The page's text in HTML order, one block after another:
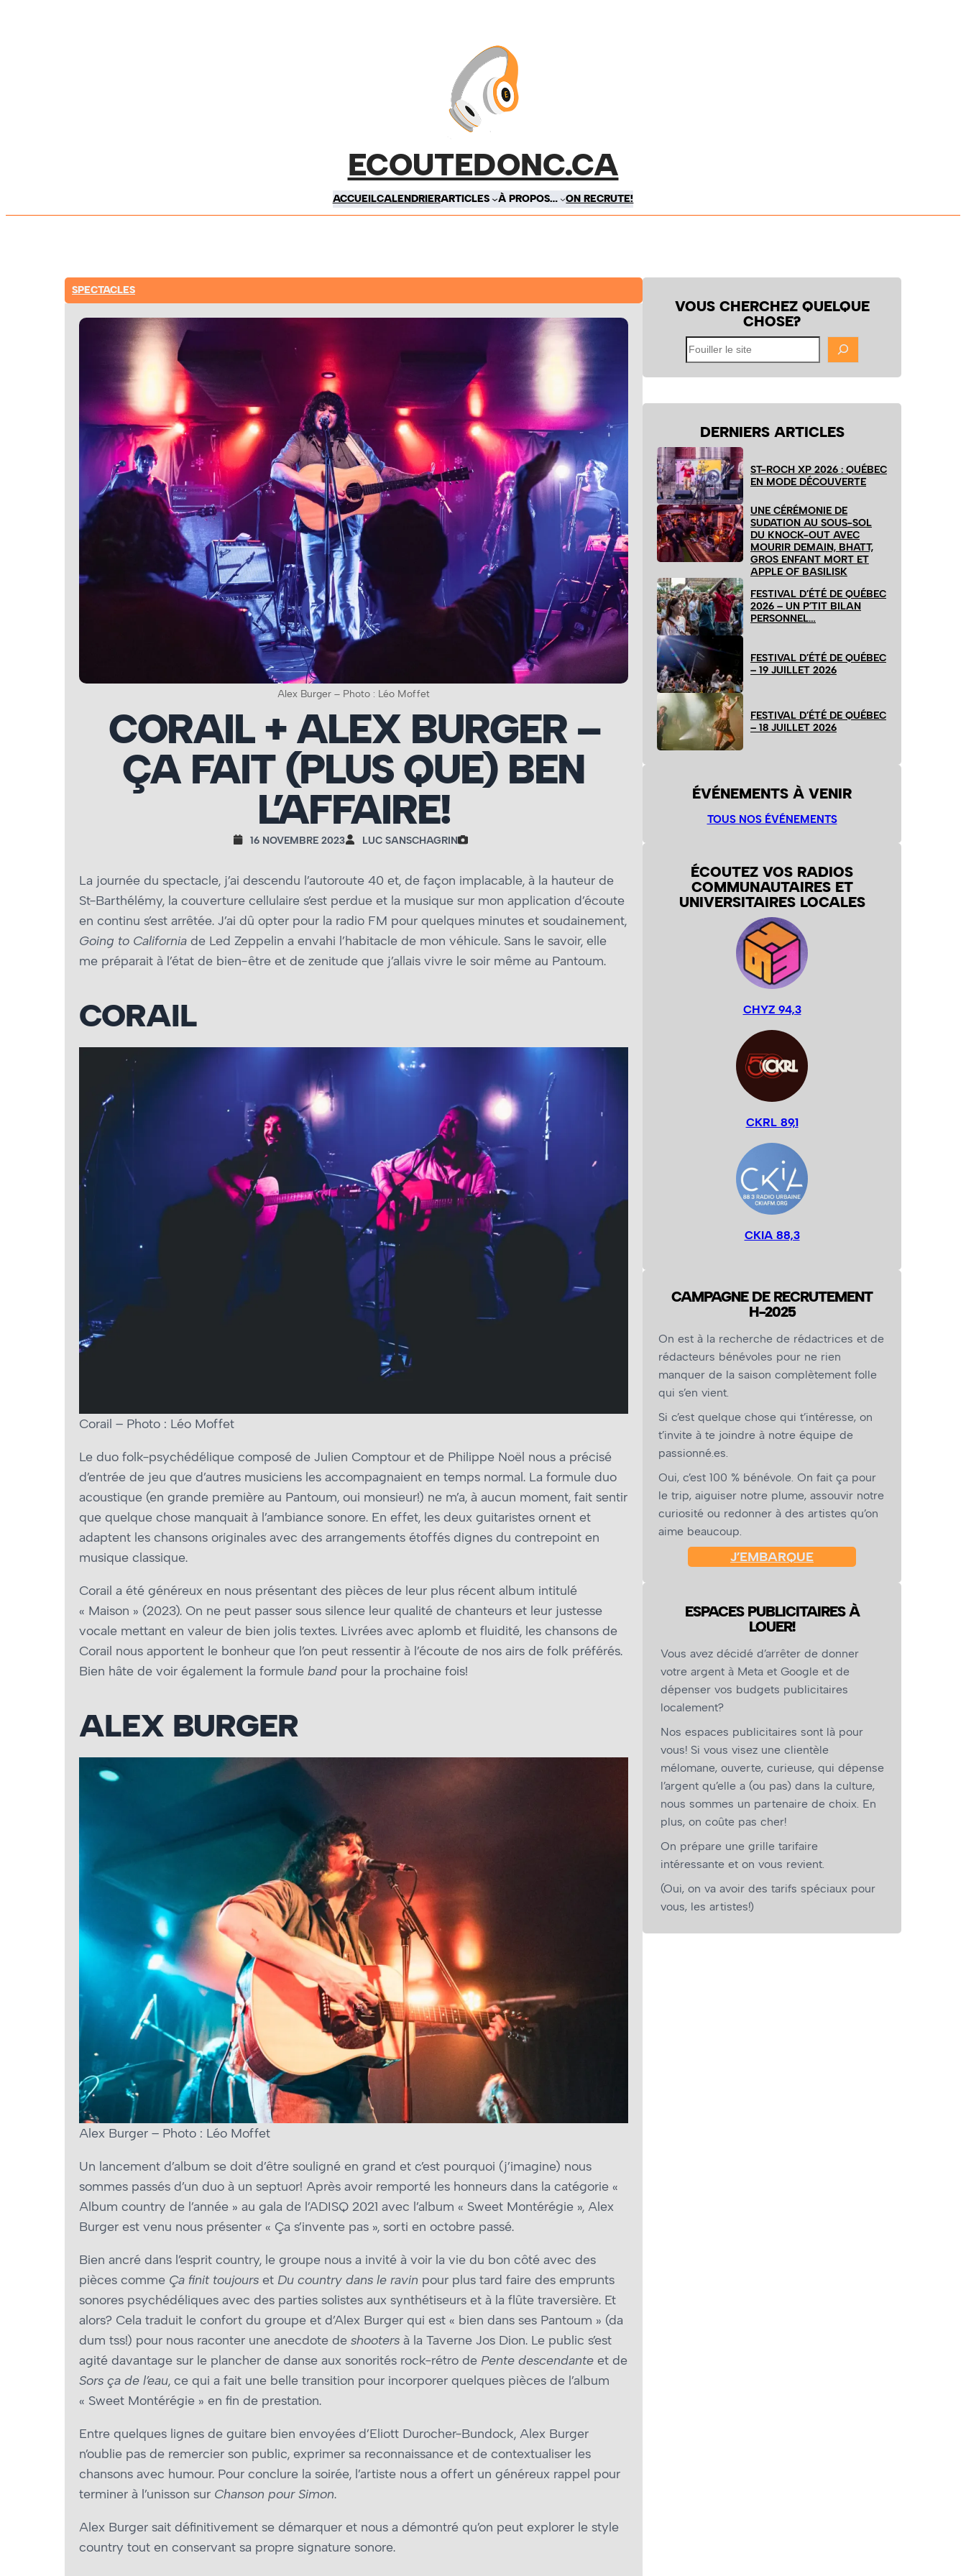
ECOUTEDONC.CA
ACCUEILCALENDRIERARTICLES À PROPOS… ON RECRUTE!
SPECTACLES
Alex Burger – Photo : Léo Moffet
CORAIL + ALEX BURGER –
ÇA FAIT (PLUS QUE) BEN
L’AFFAIRE!
16 NOVEMBRE 2023 LUC SANSCHAGRIN
La journée du spectacle, j’ai descendu l’autoroute 40 et, de façon implacable, à la hauteur de
St-Barthélémy, la couverture cellulaire s’est perdue et la musique sur mon application d’écoute
en continu s’est arrêtée. J’ai dû opter pour la radio FM pour quelques minutes et soudainement,
Going to California de Led Zeppelin a envahi l’habitacle de mon véhicule. Sans le savoir, elle
me préparait à l’état de bien-être et de zenitude que j’allais vivre le soir même au Pantoum.
CORAIL
Corail – Photo : Léo Moffet
Le duo folk-psychédélique composé de Julien Comptour et de Philippe Noël nous a précisé
d’entrée de jeu que d’autres musiciens les accompagnaient en temps normal. La formule duo
acoustique (en grande première au Pantoum, oui monsieur!) ne m’a, à aucun moment, fait sentir
que quelque chose manquait à l’ambiance sonore. En effet, les deux guitaristes ornent et
adaptent les chansons originales avec des arrangements étoffés dignes du contrepoint en
musique classique.
Corail a été généreux en nous présentant des pièces de leur plus récent album intitulé
« Maison » (2023). On ne peut passer sous silence leur qualité de chanteurs et leur justesse
vocale mettant en valeur de bien jolis textes. Livrées avec aplomb et fluidité, les chansons de
Corail nous apportent le bonheur que l’on peut ressentir à l’écoute de nos airs de folk préférés.
Bien hâte de voir également la formule band pour la prochaine fois!
ALEX BURGER
Alex Burger – Photo : Léo Moffet
Un lancement d’album se doit d’être souligné en grand et c’est pourquoi (j’imagine) nous
sommes passés d’un duo à un septuor! Après avoir remporté les honneurs dans la catégorie «
Album country de l’année » au gala de l’ADISQ 2021 avec l’album « Sweet Montérégie », Alex
Burger est venu nous présenter « Ça s’invente pas », sorti en octobre passé.
Bien ancré dans l’esprit country, le groupe nous a invité à voir la vie du bon côté avec des
pièces comme Ça finit toujours et Du country dans le ravin pour plus tard faire des emprunts
sonores psychédéliques avec des parties solistes aux synthétiseurs et à la flûte traversière. Et
alors? Cela traduit le confort du groupe et d’Alex Burger qui est « bien dans ses Pantoum » (da
dum tss!) pour nous raconter une anecdote de shooters à la Taverne Jos Dion. Le public s’est
agité davantage sur le plancher de danse aux sonorités rock-rétro de Pente descendante et de
Sors ça de l’eau, ce qui a fait une belle transition pour incorporer quelques pièces de l’album
« Sweet Montérégie » en fin de prestation.
Entre quelques lignes de guitare bien envoyées d’Eliott Durocher-Bundock, Alex Burger
n’oublie pas de remercier son public, exprimer sa reconnaissance et de contextualiser les
chansons avec humour. Pour conclure la soirée, l’artiste nous a offert un généreux rappel pour
terminer à l’unisson sur Chanson pour Simon.
Alex Burger sait définitivement se démarquer et nous a démontré qu’on peut explorer le style
country tout en conservant sa propre signature sonore.
VOUS CHERCHEZ QUELQUE
CHOSE?
Fouiller
le
site
DERNIERS ARTICLES
ST-ROCH XP 2026 : QUÉBEC
EN MODE DÉCOUVERTE
UNE CÉRÉMONIE DE
SUDATION AU SOUS-SOL
DU KNOCK-OUT AVEC
MOURIR DEMAIN, BHATT,
GROS ENFANT MORT ET
APPLE OF BASILISK
FESTIVAL D’ÉTÉ DE QUÉBEC
2026 – UN P’TIT BILAN
PERSONNEL…
FESTIVAL D’ÉTÉ DE QUÉBEC
– 19 JUILLET 2026
FESTIVAL D’ÉTÉ DE QUÉBEC
– 18 JUILLET 2026
ÉVÉNEMENTS À VENIR
TOUS NOS ÉVÉNEMENTS
ÉCOUTEZ VOS RADIOS
COMMUNAUTAIRES ET
UNIVERSITAIRES LOCALES
CHYZ 94,3
CKRL 89,1
CKIA 88,3
CAMPAGNE DE RECRUTEMENT
H-2025
On est à la recherche de rédactrices et de
rédacteurs bénévoles pour ne rien
manquer de la saison complètement folle
qui s’en vient.
Si c’est quelque chose qui t’intéresse, on
t’invite à te joindre à notre équipe de
passionné.es.
Oui, c’est 100 % bénévole. On fait ça pour
le trip, aiguiser notre plume, assouvir notre
curiosité ou redonner à des artistes qu’on
aime beaucoup.
J’EMBARQUE
ESPACES PUBLICITAIRES À
LOUER!
Vous avez décidé d’arrêter de donner
votre argent à Meta et Google et de
dépenser vos budgets publicitaires
localement?
Nos espaces publicitaires sont là pour
vous! Si vous visez une clientèle
mélomane, ouverte, curieuse, qui dépense
l’argent qu’elle a (ou pas) dans la culture,
nous sommes un partenaire de choix. En
plus, on coûte pas cher!
On prépare une grille tarifaire
intéressante et on vous revient.
(Oui, on va avoir des tarifs spéciaux pour
vous, les artistes!)